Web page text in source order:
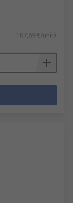
107,69 €/unità